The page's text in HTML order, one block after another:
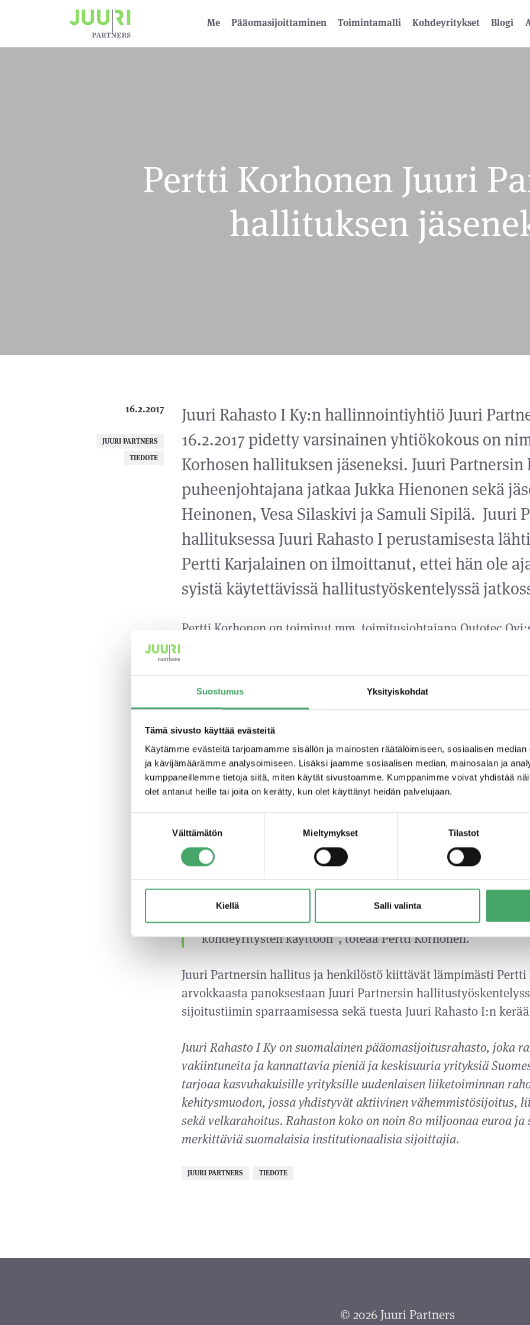
Suostumus Yksityiskohdat
Tämä sivusto käyttää evästeitä
Käytämme evästeitä tarjoamamme sisällön ja mainosten räätälöimiseen, sosiaalisen
ja kävijämäärämme analysoimiseen. Lisäksi jaamme sosiaalisen median, mainosalan ja
kumppaneillemme tietoja siitä, miten käytät sivustoamme. Kumppanimme voivat yhdistää
olet antanut heille tai joita on kerätty, kun olet käyttänyt heidän palvelujaan.
Välttämätön Mieltymykset Tilastot
Kiellä Salli valinta
Me Pääoma­sijoittaminen Toimintamalli Kohdeyritykset Blogi
Pertti Korhonen Juuri
hallituksen
16.2.2017
JUURI PARTNERS
TIEDOTE
Juuri Rahasto I Ky:n hallinnointiyhtiö Juuri
16.2.2017 pidetty varsinainen yhtiökokous on
Korhosen hallituksen jäseneksi. Juuri
puheenjohtajana jatkaa Jukka Hienonen sekä
Heinonen, Vesa Silaskivi ja Samuli Sipilä. Juuri
hallituksessa Juuri Rahasto I perustamisesta
Pertti Karjalainen on ilmoittanut, ettei hän ole
syistä käytettävissä hallitustyöskentelyssä
Pertti Korhonen on toiminut mm. toimitusjohtajana Outotec
Group Oyj:ssä sekä Nokia Oyj:n johtokunnassa
liiketoimintojen johtamisesta, teknologiateollisuudesta,
osaaminen tuovat erinomaisen näkökulman Juuri Partnersin
sekä Juuri Rahasto I:n potentiaalisten kohdeyritysten
kehittämiseen.
”Olen tuntenut Pertti Korhosen jo vuosien ajan. Eteenpäin
innostavana henkilönä hän on erittäin tervetullut jäsen
hallitukseen” toteaa hallituksen puheenjohtaja Jukka
”Juuri Partners on tuonut uuden, tuoreen tavan rahoittaa ja
suomalaisia yrittäjävetoisia pk-yrityksiä. Olen innostunut,
antamaan kokemukseni valikoituneiden kasvuhakuisten
kohdeyritysten käyttöön”, toteaa Pertti Korhonen.
Juuri Partnersin hallitus ja henkilöstö kiittävät lämpimästi
arvokkaasta panoksestaan Juuri Partnersin
sijoitustiimin sparraamisessa sekä tuesta Juuri Rahasto I:n
Juuri Rahasto I Ky on suomalainen pääomasijoitusrahasto, joka
vakiintuneita ja kannattavia pieniä ja keskisuuria yrityksiä
tarjoaa kasvuhakuisille yrityksille uudenlaisen liiketoiminnan
kehitysmuodon, jossa yhdistyvät aktiivinen vähemmistösijoitus,
sekä velkarahoitus. Rahaston koko on noin 80 miljoonaa euroa
merkittäviä suomalaisia institutionaalisia sijoittajia.
JUURI PARTNERS TIEDOTE
© 2026 Juuri Partners